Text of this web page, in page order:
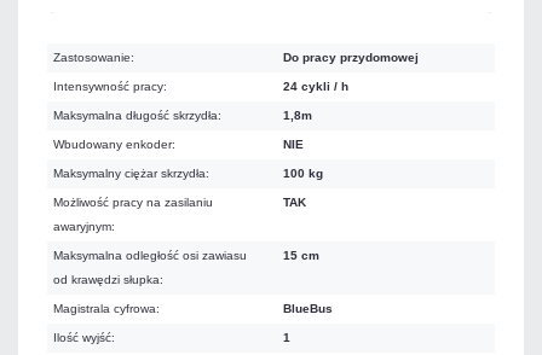
Zastosowanie: Do pracy przydomowej
Intensywność pracy: 24 cykli / h
Maksymalna długość skrzydła: 1,8m
Wbudowany enkoder: NIE
Maksymalny ciężar skrzydła: 100 kg
Możliwość pracy na zasilaniu
awaryjnym:
TAK
Maksymalna odległość osi zawiasu
od krawędzi słupka:
15 cm
Magistrala cyfrowa: BlueBus
Ilość wyjść: 1